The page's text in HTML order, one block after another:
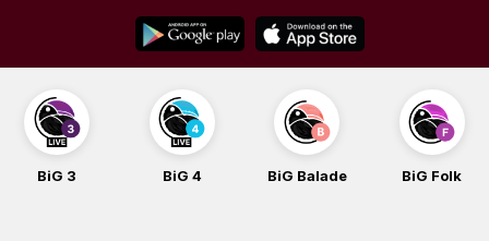
content
BiG 3 BiG 4 BiG Balade BiG Folk